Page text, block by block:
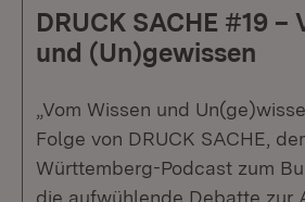
DRUCK SACHE #19 –
und (Un)gewissen
„Vom Wissen und
Folge von DRUCK SACHE,
Württemberg-Podcast zum
die aufwühlende Debatte zur